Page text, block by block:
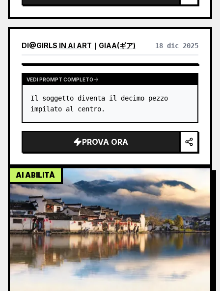
DI@GIRLS IN AI ART｜GIAA(ギア) 18 dic 2025
VEDI PROMPT COMPLETO
Il soggetto diventa il decimo pezzo
impilato al centro.
PROVA ORA
AI ABILITÀ